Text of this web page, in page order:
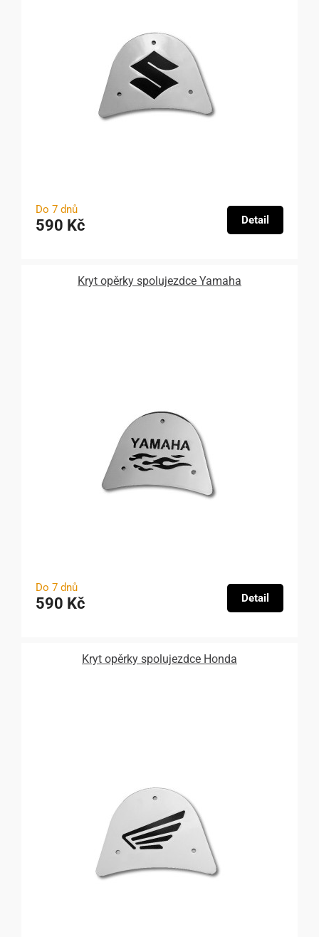
Do 7 dnů
590 Kč Detail
Kryt opěrky spolujezdce Yamaha
Do 7 dnů
590 Kč Detail
Kryt opěrky spolujezdce Honda